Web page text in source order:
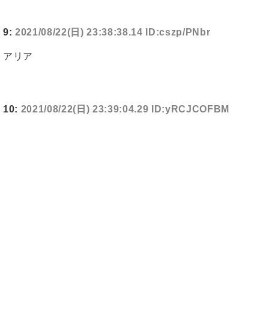
9: 2021/08/22(日) 23:38:38.14 ID:cszp/PNbr
アリア
10: 2021/08/22(日) 23:39:04.29 ID:yRCJCOFBM